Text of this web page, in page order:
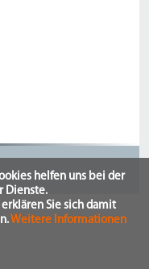
helfen uns bei der
Dienste.
Sie sich damit
Weitere Informationen